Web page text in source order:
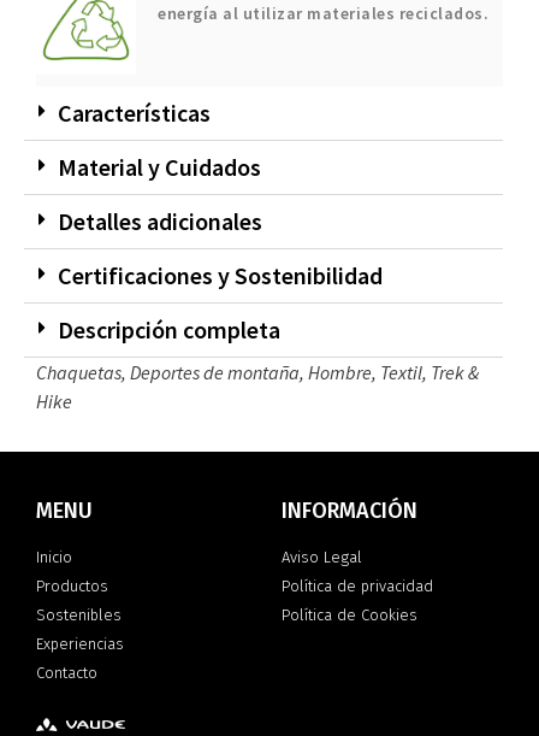
energía al utilizar materiales reciclados.
Características
Material y Cuidados
Detalles adicionales
Certificaciones y Sostenibilidad
Descripción completa
Chaquetas, Deportes de montaña, Hombre, Textil, Trek &
Hike
MENU
Inicio
Productos
Sostenibles
Experiencias
Contacto
INFORMACIÓN
Aviso Legal
Política de privacidad
Política de Cookies